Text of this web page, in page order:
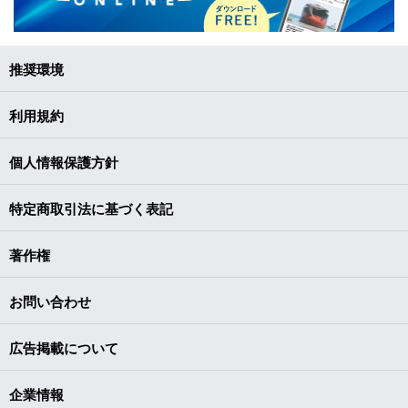
推奨環境
利用規約
個人情報保護方針
特定商取引法に基づく表記
著作権
お問い合わせ
広告掲載について
企業情報